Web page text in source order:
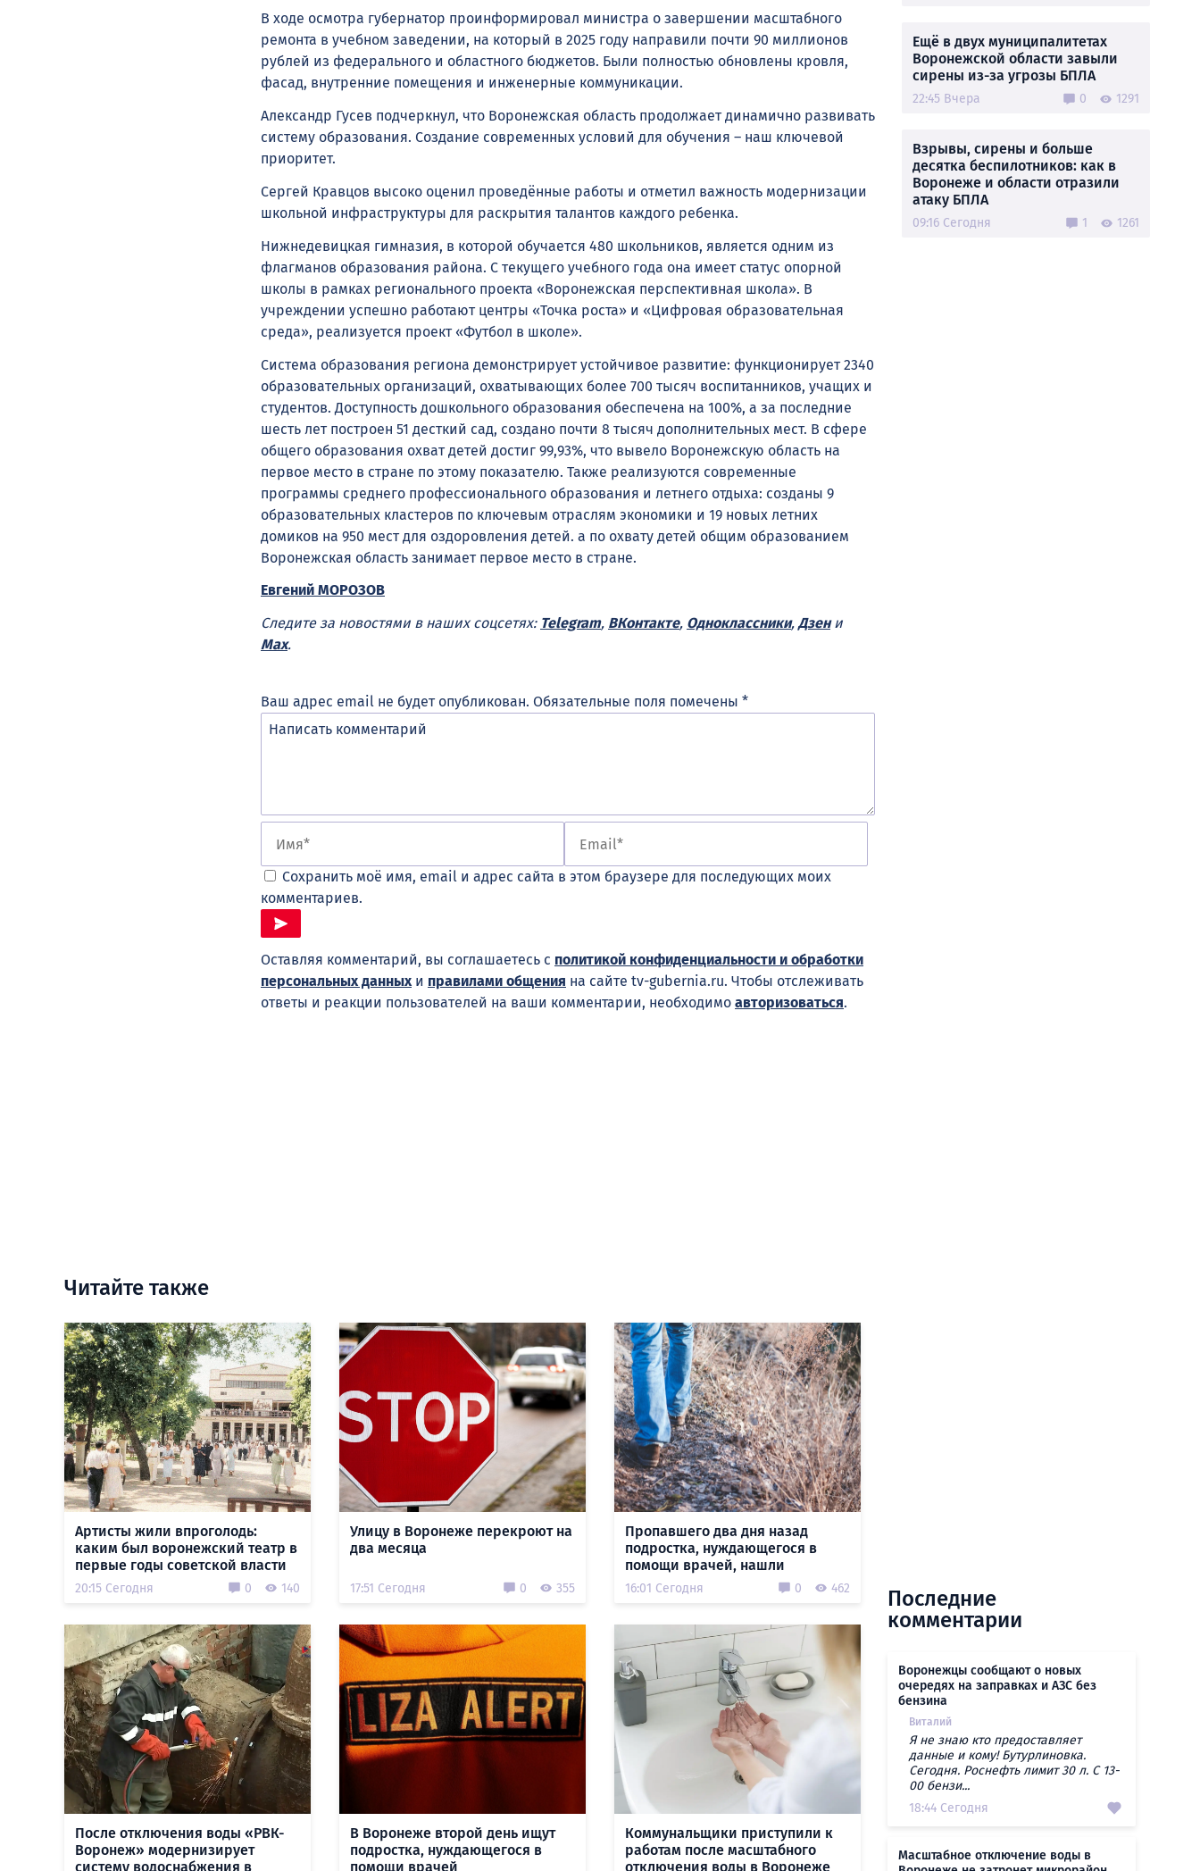
В ходе осмотра губернатор проинформировал министра о завершении масштабного
ремонта в учебном заведении, на который в 2025 году направили почти 90 миллионов
рублей из федерального и областного бюджетов. Были полностью обновлены кровля,
фасад, внутренние помещения и инженерные коммуникации.
Александр Гусев подчеркнул, что Воронежская область продолжает динамично развивать
систему образования. Создание современных условий для обучения – наш ключевой
приоритет.
Сергей Кравцов высоко оценил проведённые работы и отметил важность модернизации
школьной инфраструктуры для раскрытия талантов каждого ребенка.
Нижнедевицкая гимназия, в которой обучается 480 школьников, является одним из
флагманов образования района. С текущего учебного года она имеет статус опорной
школы в рамках регионального проекта «Воронежская перспективная школа». В
учреждении успешно работают центры «Точка роста» и «Цифровая образовательная
среда», реализуется проект «Футбол в школе».
Система образования региона демонстрирует устойчивое развитие: функционирует 2340
образовательных организаций, охватывающих более 700 тысяч воспитанников, учащих и
студентов. Доступность дошкольного образования обеспечена на 100%, а за последние
шесть лет построен 51 десткий сад, создано почти 8 тысяч дополнительных мест. В сфере
общего образования охват детей достиг 99,93%, что вывело Воронежскую область на
первое место в стране по этому показателю. Также реализуются современные
программы среднего профессионального образования и летнего отдыха: созданы 9
образовательных кластеров по ключевым отраслям экономики и 19 новых летних
домиков на 950 мест для оздоровления детей. а по охвату детей общим образованием
Воронежская область занимает первое место в стране.
Евгений МОРОЗОВ
Следите за новостями в наших соцсетях: Telegram, ВКонтакте, Одноклассники, Дзени
Max.
Ваш адрес email не будет опубликован. Обязательные поля помечены *
Сохранить моё имя, email и адрес сайта в этом браузере для последующих моих
комментариев.
Оставляя комментарий, вы соглашаетесь с политикой конфиденциальности и обработки
персональных данныхи правилами общения на сайте tv-gubernia.ru. Чтобы отслеживать
ответы и реакции пользователей на ваши комментарии, необходимо авторизоваться.
Ещё в двух муниципалитетах
Воронежской области завыли
сирены из-за угрозы БПЛА
22:45 Вчера 0 1291
Взрывы, сирены и больше
десятка беспилотников: как в
Воронеже и области отразили
атаку БПЛА
09:16 Сегодня 1 1261
Читайте также
Артисты жили впроголодь:
каким был воронежский театр в
первые годы советской власти
20:15 Сегодня 0 140
Улицу в Воронеже перекроют на
два месяца
17:51 Сегодня 0 355
Пропавшего два дня назад
подростка, нуждающегося в
помощи врачей, нашли
16:01 Сегодня 0 462
После отключения воды «РВК-
Воронеж» модернизирует
систему водоснабжения в
В Воронеже второй день ищут
подростка, нуждающегося в
помощи врачей
Коммунальщики приступили к
работам после масштабного
отключения воды в Воронеже
Последние
комментарии
Воронежцы сообщают о новых
очередях на заправках и АЗС без
бензина
Виталий
Я не знаю кто предоставляет
данные и кому! Бутурлиновка.
Сегодня. Роснефть лимит 30 л. С 13-
00 бензи...
18:44 Сегодня
Масштабное отключение воды в